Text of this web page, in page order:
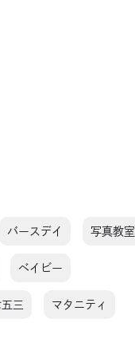
バースデイ 写真教室
ベイビー
三 マタニティ